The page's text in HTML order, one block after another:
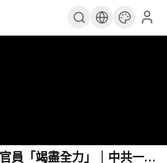
員「竭盡全力」｜中共一連